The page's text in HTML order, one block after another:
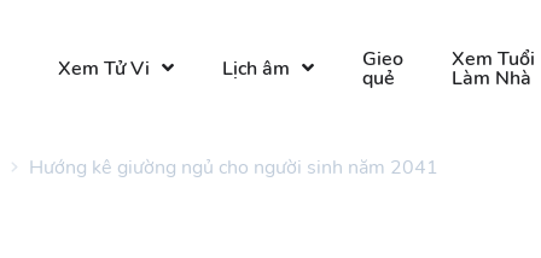
Xem Tử Vi Lịch âm Gieo
quẻ
Xem Tuổi
Làm Nhà
Hướng kê giường ngủ cho người sinh năm 2041